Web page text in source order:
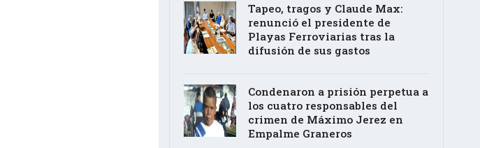
Tapeo, tragos y Claude Max:
renunció el presidente de
Playas Ferroviarias tras la
difusión de sus gastos
Condenaron a prisión perpetua a
los cuatro responsables del
crimen de Máximo Jerez en
Empalme Graneros